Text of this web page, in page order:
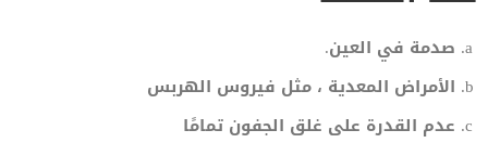
صدمة في العين.
الأمراض المعدية ، مثل فيروس الهربس
عدم القدرة على غلق الجفون تمامًا